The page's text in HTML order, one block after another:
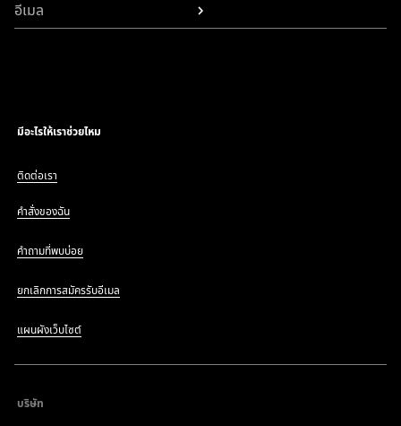
อีเมล
มีอะไรให้เราช่วยไหม
ติดต่อเรา
คำสั่งของฉัน
คำถามที่พบบ่อย
ยกเลิกการสมัครรับอีเมล
แผนผังเว็บไซต์
บริษัท